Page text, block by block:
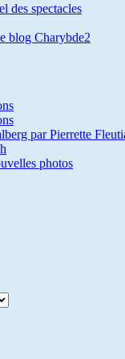
des spectacles
blog Charybde2
par Pierrette
photos